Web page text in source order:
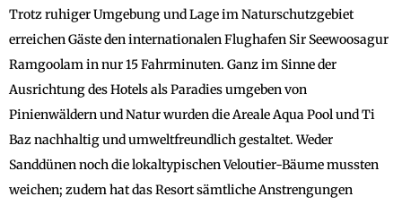
Trotz ruhiger Umgebung und Lage im Naturschutzgebiet
erreichen Gäste den internationalen Flughafen Sir Seewoosagur
Ramgoolam in nur 15 Fahrminuten. Ganz im Sinne der
Ausrichtung des Hotels als Paradies umgeben von
Pinienwäldern und Natur wurden die Areale Aqua Pool und Ti
Baz nachhaltig und umweltfreundlich gestaltet. Weder
Sanddünen noch die lokaltypischen Veloutier-Bäume mussten
weichen; zudem hat das Resort sämtliche Anstrengungen